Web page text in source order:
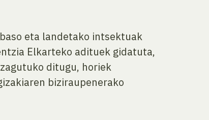
eta landetako intsektuak
Elkarteko adituek gidatuta,
ditugu, horiek
biziraupenerako